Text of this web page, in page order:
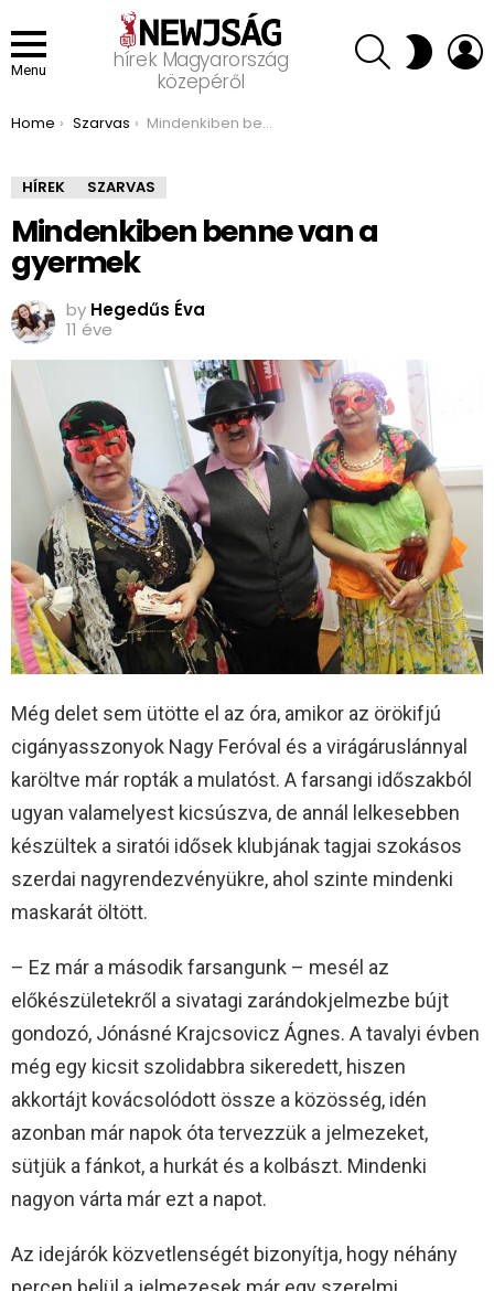
Menu
hírek Magyarország
közepéről
SEARCH SWITCH
SKIN
You are here:
Home Szarvas Mindenkiben benne van a gyermek
HÍREK SZARVAS
Mindenkiben benne van a
gyermek
by Hegedűs Éva
11 éve
Még delet sem ütötte el az óra, amikor az örökifjú
cigányasszonyok Nagy Feróval és a virágáruslánnyal
karöltve már ropták a mulatóst. A farsangi időszakból
ugyan valamelyest kicsúszva, de annál lelkesebben
készültek a siratói idősek klubjának tagjai szokásos
szerdai nagyrendezvényükre, ahol szinte mindenki
maskarát öltött.
– Ez már a második farsangunk – mesél az
előkészületekről a sivatagi zarándokjelmezbe bújt
gondozó, Jónásné Krajcsovicz Ágnes. A tavalyi évben
még egy kicsit szolidabbra sikeredett, hiszen
akkortájt kovácsolódott össze a közösség, idén
azonban már napok óta tervezzük a jelmezeket,
sütjük a fánkot, a hurkát és a kolbászt. Mindenki
nagyon várta már ezt a napot.
Az idejárók közvetlenségét bizonyítja, hogy néhány